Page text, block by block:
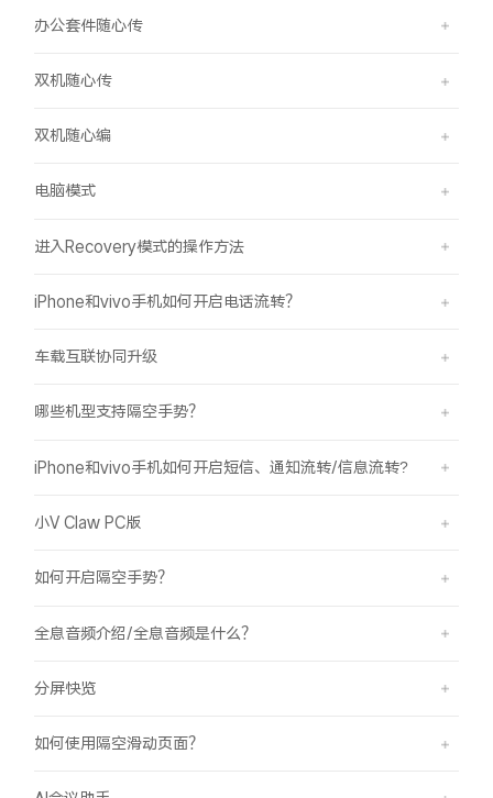
办公套件随心传
双机随心传
双机随心编
电脑模式
进入Recovery模式的操作方法
iPhone和vivo手机如何开启电话流转？
车载互联协同升级
哪些机型支持隔空手势？
iPhone和vivo手机如何开启短信、通知流转/信息流转?
小V Claw PC版
如何开启隔空手势？
全息音频介绍/全息音频是什么？
分屏快览
如何使用隔空滑动页面？